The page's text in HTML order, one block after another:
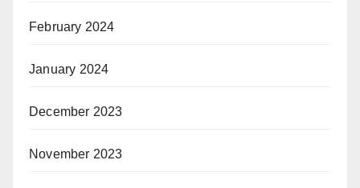
February 2024
January 2024
December 2023
November 2023